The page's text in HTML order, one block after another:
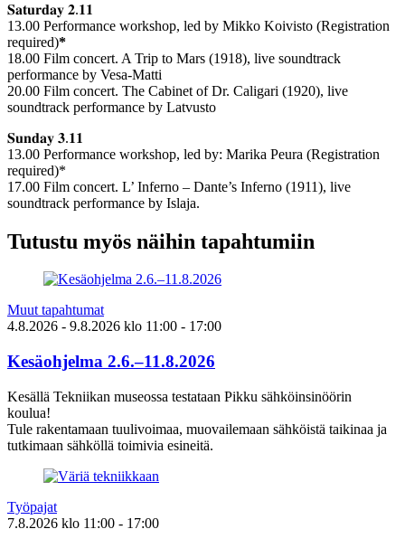
𝐒𝐚𝐭𝐮𝐫𝐝𝐚𝐲 𝟐.𝟏𝟏
13.00 Performance workshop, led by Mikko Koivisto (Registration
required)*
18.00 Film concert. A Trip to Mars (1918), live soundtrack
performance by Vesa-Matti
20.00 Film concert. The Cabinet of Dr. Caligari (1920), live
soundtrack performance by Latvusto
𝐒𝐮𝐧𝐝𝐚𝐲 𝟑.𝟏𝟏
13.00 Performance workshop, led by: Marika Peura (Registration
required)*
17.00 Film concert. L’ Inferno – Dante’s Inferno (1911), live
soundtrack performance by Islaja.
Tutustu myös näihin tapahtumiin
Muut tapahtumat
4.8.2026 - 9.8.2026 klo 11:00 - 17:00
Kesäohjelma 2.6.–11.8.2026
Kesällä Tekniikan museossa testataan Pikku sähköinsinöörin
koulua!
Tule rakentamaan tuulivoimaa, muovailemaan sähköistä taikinaa ja
tutkimaan sähköllä toimivia esineitä.
Työpajat
7.8.2026 klo 11:00 - 17:00